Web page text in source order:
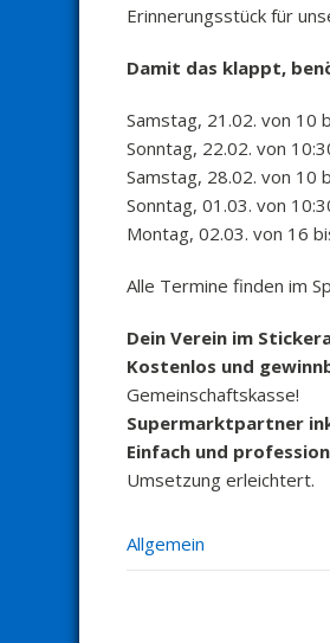
Erinnerungsstück für
Damit das klappt,
Samstag, 21.02. von 10
Sonntag, 22.02. von
Samstag, 28.02. von 10
Sonntag, 01.03. von
Montag, 02.03. von 16
Alle Termine finden im
Dein Verein im
Kostenlos und
Gemeinschaftskasse!
Supermarktpartner
Einfach und
Umsetzung erleichtert.
Allgemein